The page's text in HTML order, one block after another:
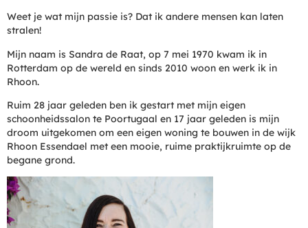
Weet je wat mijn passie is? Dat ik andere mensen kan laten
stralen!
Mijn naam is Sandra de Raat, op 7 mei 1970 kwam ik in
Rotterdam op de wereld en sinds 2010 woon en werk ik in
Rhoon.
Ruim 28 jaar geleden ben ik gestart met mijn eigen
schoonheidssalon te Poortugaal en 17 jaar geleden is mijn
droom uitgekomen om een eigen woning te bouwen in de wijk
Rhoon Essendael met een mooie, ruime praktijkruimte op de
begane grond.